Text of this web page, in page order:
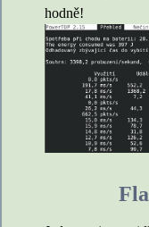
hodně!